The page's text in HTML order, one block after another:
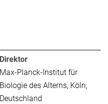
Direktor
Max-Planck-Institut für
Biologie des Alterns, Köln,
Deutschland